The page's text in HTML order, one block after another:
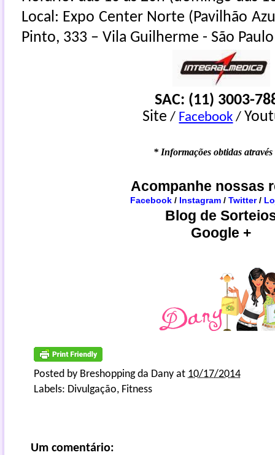
Local: Expo Center Norte (Pavilhão
Pinto, 333 – Vila Guilherme - São Paulo
SAC: (11) 3003-
Site / Facebook /
* Informações obtidas
Acompanhe nossas
Facebook / Instagram / Twitter/
Blog de
Google +
Posted by Breshopping da Dany at 10/17/2014
Labels: Divulgação, Fitness
Um comentário: